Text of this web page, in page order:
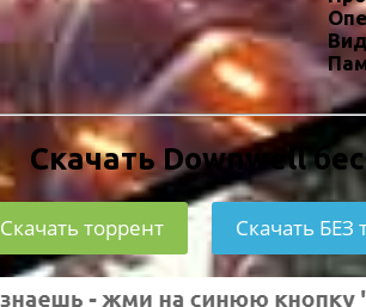
Скачать Downwell
Скачать торрент Скачать БЕЗ